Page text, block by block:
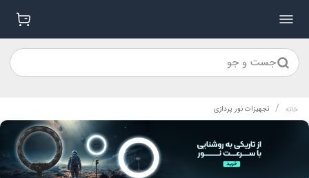
جست و جو
خانه / تجهیزات نور پردازی